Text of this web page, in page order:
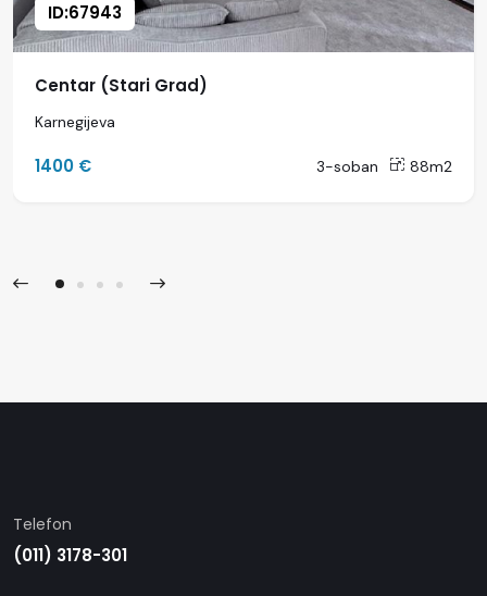
ID:67943
Centar (Stari Grad)
Karnegijeva
1400 € 3-soban 88m2
Telefon
(011) 3178-301